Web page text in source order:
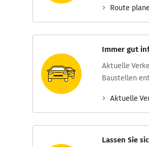
Route
Immer gut
Aktuelle
Baustellen
Aktuelle
Lassen Sie